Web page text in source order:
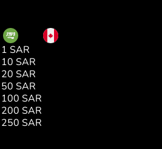
SAR
1 SAR
10 SAR
20 SAR
50 SAR
100 SAR
200 SAR
250 SAR